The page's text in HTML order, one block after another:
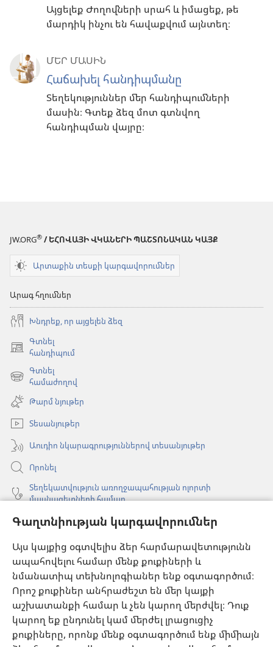
Գաղտնիության կարգավորումներ
Այս կայքից օգտվելիս ձեր հարմարավետությունն
ապահովելու համար մենք քուքիների և
նմանատիպ տեխնոլոգիաներ ենք օգտագործում։
Որոշ քուքիներ անհրաժեշտ են մեր կայքի
աշխատանքի համար և չեն կարող մերժվել։ Դուք
կարող եք ընդունել կամ մերժել լրացուցիչ
քուքիները, որոնք մենք օգտագործում ենք միմիայն
Այցելեք Ժողովների սրահ և իմացեք, թե
մարդիկ ինչու են հավաքվում այնտեղ։
ՄԵՐ ՄԱՍԻՆ
Հաճախել հանդիպմանը
Տեղեկություններ մեր հանդիպումների
մասին։ Գտեք ձեզ մոտ գտնվող
հանդիպման վայրը։
JW.ORG® / ԵՀՈՎԱՅԻ ՎԿԱՆԵՐԻ ՊԱՇՏՈՆԱԿԱՆ ԿԱՅՔ
Արտաքին տեսքի կարգավորումներ
Արագ հղումներ
Խնդրեք, որ այցելեն ձեզ
Գտնել
հանդիպում
(բացվում
նոր
պատուհան)
Գտնել
համաժողով
(բացվում
նոր
պատուհան)
Թարմ նյութեր
Տեսանյութեր
Աուդիո նկարագրություններով տեսանյութեր
Որոնել
Տեղեկատվություն առողջապահության ոլորտի
մասնագետների համար
Գլոբալ հաղորդակցություն
Օգնություն
Նվիրատվություններ
(բացվում
է
նոր
պատուհան)
Դիտարանի ՕՆԼԱՅՆ ԳՐԱԴԱՐԱՆ
(բացվում
է
նոր
JW Hub
(բացվում